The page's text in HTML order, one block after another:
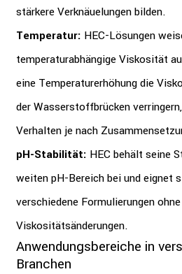
stärkere Verknäuelungen bilden.
Temperatur: HEC-Lösungen
temperaturabhängige Viskosität
eine Temperaturerhöhung die
der Wasserstoffbrücken
Verhalten je nach
pH-Stabilität: HEC behält seine
weiten pH-Bereich bei und eignet
verschiedene Formulierungen
Viskositätsänderungen.
Anwendungsbereiche in
Branchen